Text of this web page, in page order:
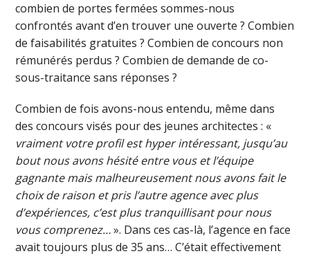
combien de portes fermées sommes-nous
confrontés avant d’en trouver une ouverte ? Combien
de faisabilités gratuites ? Combien de concours non
rémunérés perdus ? Combien de demande de co-
sous-traitance sans réponses ?
Combien de fois avons-nous entendu, même dans
des concours visés pour des jeunes architectes : «
vraiment votre profil est hyper intéressant, jusqu’au
bout nous avons hésité entre vous et l’équipe
gagnante mais malheureusement nous avons fait le
choix de raison et pris l’autre agence avec plus
d’expériences, c’est plus tranquillisant pour nous
vous comprenez…». Dans ces cas-là, l’agence en face
avait toujours plus de 35 ans… C’était effectivement